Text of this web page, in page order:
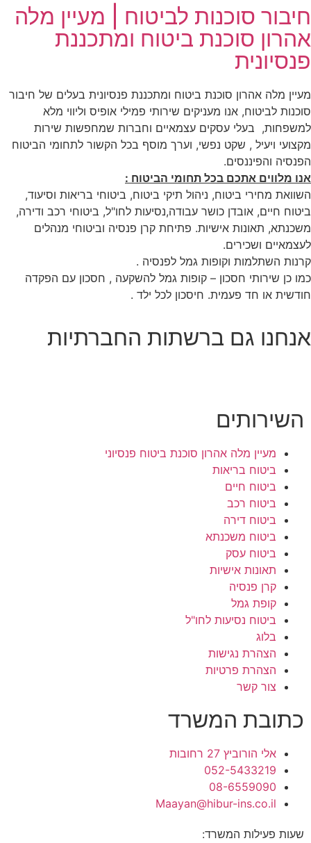
חיבור סוכנות לביטוח | מעיין מלה
אהרון סוכנת ביטוח ומתכננת
פנסיונית
מעיין מלה אהרון סוכנת ביטוח ומתכננת פנסיונית בעלים של חיבור
סוכנות לביטוח, אנו מעניקים שירותי פמילי אופיס וליווי מלא
למשפחות, בעלי עסקים עצמאיים וחברות שמחפשות שירות
מקצועי ויעיל , שקט נפשי, וערך מוסף בכל הקשור לתחומי הביטוח
הפנסיה והפיננסים.
אנו מלווים אתכם בכל תחומי הביטוח :
השוואת מחירי ביטוח, ניהול תיקי ביטוח, ביטוחי בריאות וסיעוד,
ביטוח חיים, אובדן כושר עבודה,נסיעות לחו"ל, ביטוחי רכב ודירה,
משכנתא, תאונות אישיות. פתיחת קרן פנסיה וביטוחי מנהלים
לעצמאיים ושכירים.
קרנות השתלמות וקופות גמל לפנסיה .
כמו כן שירותי חסכון – קופות גמל להשקעה , חסכון עם הפקדה
חודשית או חד פעמית. חיסכון לכל ילד .
אנחנו גם ברשתות החברתיות
השירותים
מעיין מלה אהרון סוכנת ביטוח פנסיוני
ביטוח בריאות
ביטוח חיים
ביטוח רכב
ביטוח דירה
ביטוח משכנתא
ביטוח עסק
תאונות אישיות
קרן פנסיה
קופת גמל
ביטוח נסיעות לחו"ל
בלוג
הצהרת נגישות
הצהרת פרטיות
צור קשר
כתובת המשרד
אלי הורוביץ 27 רחובות
052-5433219
08-6559090
Maayan@hibur-ins.co.il
שעות פעילות המשרד: